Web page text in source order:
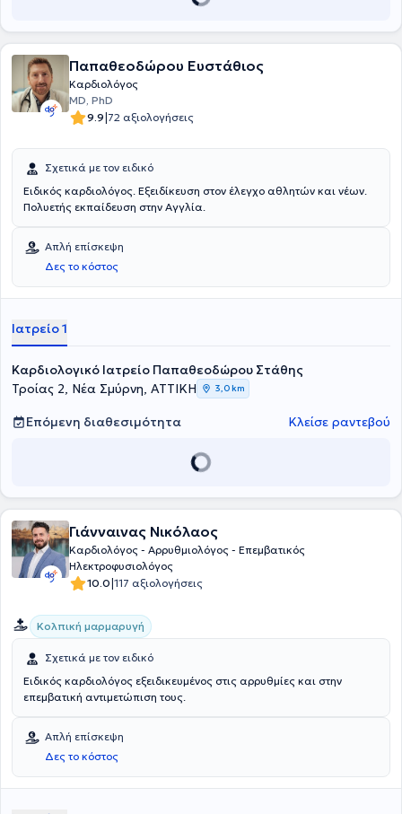
Παπαθεοδώρου Ευστάθιος
Καρδιολόγος
MD, PhD
9.9|72 αξιολογήσεις
Σχετικά με τον ειδικό
Ειδικός καρδιολόγος. Εξειδίκευση στον έλεγχο αθλητών και νέων.
Πολυετής εκπαίδευση στην Αγγλία.
Απλή επίσκεψη
Δες το κόστος
Ιατρείο 1
Καρδιολογικό Ιατρείο Παπαθεοδώρου Στάθης
Τροίας 2, Νέα Σμύρνη, ΑΤΤΙΚΗ
3,0 km
Επόμενη διαθεσιμότητα Κλείσε ραντεβού
Γιάνναινας Νικόλαος
Καρδιολόγος - Αρρυθμιολόγος - Επεμβατικός
Ηλεκτροφυσιολόγος
10.0|117 αξιολογήσεις
Κολπική μαρμαρυγή
Σχετικά με τον ειδικό
Ειδικός καρδιολόγος εξειδικευμένος στις αρρυθμίες και στην
επεμβατική αντιμετώπιση τους.
Απλή επίσκεψη
Δες το κόστος